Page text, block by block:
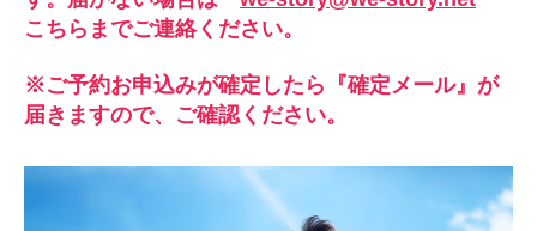
こちらまでご連絡ください。
※ご予約お申込みが確定したら『確定メール』が
届きますので、ご確認ください。